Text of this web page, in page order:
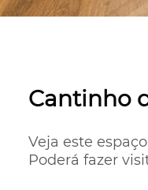
Cantinho
Veja este
Poderá fazer